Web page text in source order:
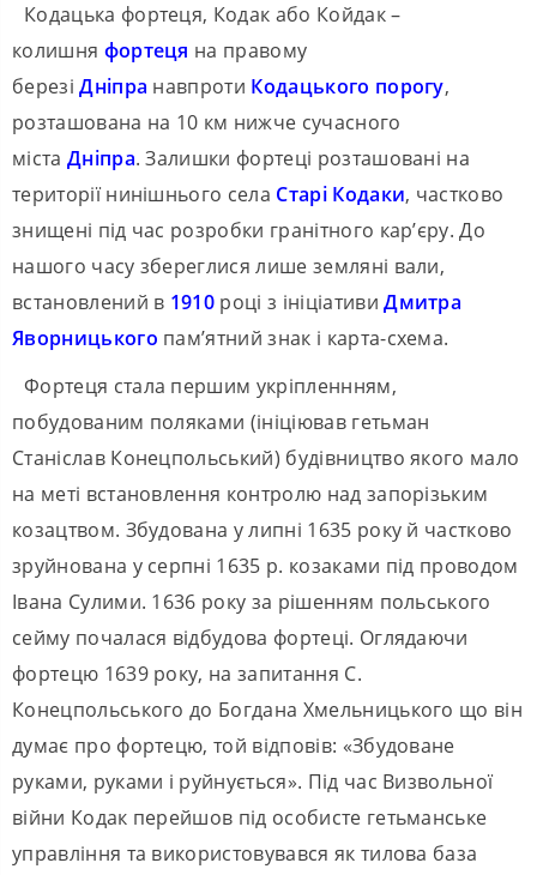
Кодацька фортеця, Кодак або Койдак –
колишня фортеця на правому
березіДніпра навпроти Кодацького порогу,
розташована на 10 км нижче сучасного
міста Дніпра. Залишки фортеці розташовані на
території нинішнього села Старі Кодаки, частково
знищені під час розробки гранітного кар’єру. До
нашого часу збереглися лише земляні вали,
встановлений в 1910 році з ініціативиДмитра
Яворницького пам’ятний знак і карта-схема.
Фортеця стала першим укріпленнням,
побудованим поляками (ініціював гетьман
Станіслав Конецпольський) будівництво якого мало
на меті встановлення контролю над запорізьким
козацтвом. Збудована у липні 1635 року й частково
зруйнована у серпні 1635 р. козаками під проводом
Івана Сулими. 1636 року за рішенням польського
сейму почалася відбудова фортеці. Оглядаючи
фортецю 1639 року, на запитання С.
Конецпольського до Богдана Хмельницького що він
думає про фортецю, той відповів: «Збудоване
руками, руками і руйнується». Під час Визвольної
війни Кодак перейшов під особисте гетьманське
управління та використовувався як тилова база